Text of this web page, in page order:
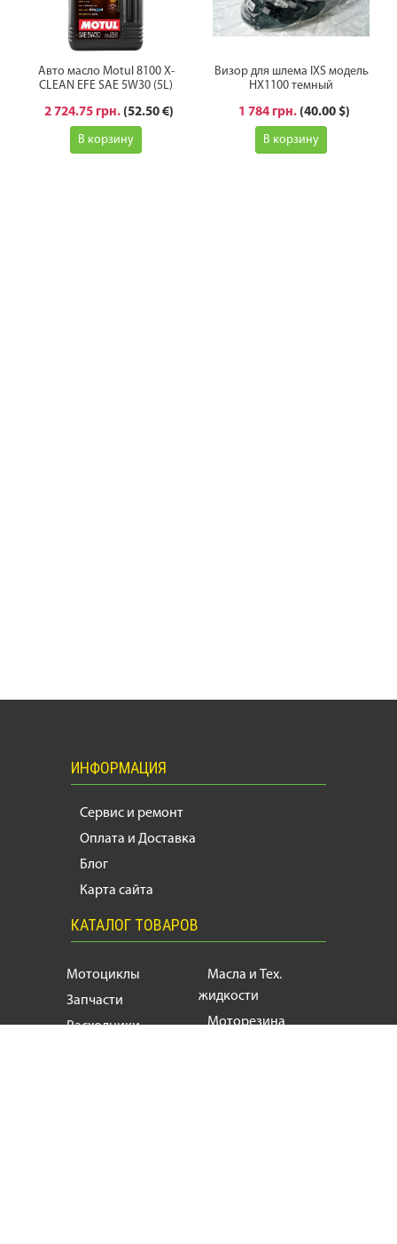
Авто масло Motul 8100 X-
CLEAN EFE SAE 5W30 (5L)
2 724.75 грн. (52.50 €)
В корзину
Визор для шлема IXS модель
HX1100 темный
1 784 грн. (40.00 $)
В корзину
ИНФОРМАЦИЯ
Сервис и ремонт
Оплата и Доставка
Блог
Карта сайта
КАТАЛОГ ТОВАРОВ
Мотоциклы
Запчасти
Расходники
Масла и Тех.
жидкости
Моторезина